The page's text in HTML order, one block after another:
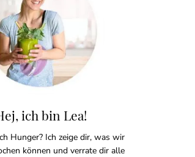
ich bin Lea!
Hunger? Ich zeige dir, was wir
können und verrate dir alle